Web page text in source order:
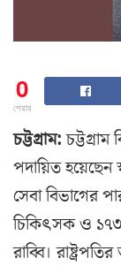
0
শেয়ার
চট্টগ্রাম:
পদায়িত হয়েছেন
সেবা বিভাগের
চিকিৎসক ও
রাব্বি।